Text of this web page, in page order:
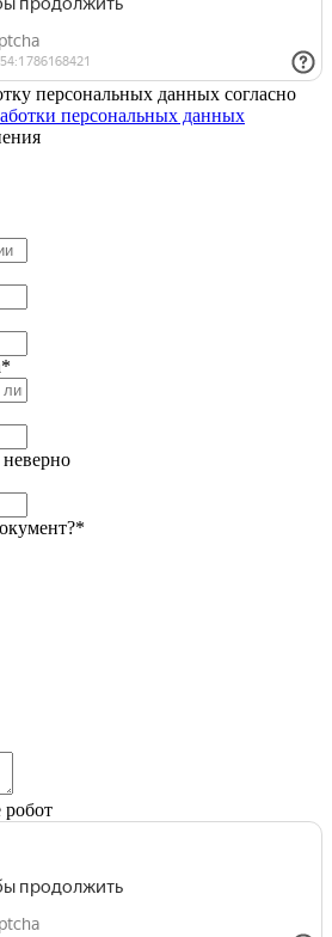
персональных данных согласно
персональных данных
робот